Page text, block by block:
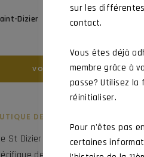
Dizier
VOIR LE SITE
DE LA 7ÈME ESCADRE
St Dizier était équipée de
ème
sur les
contact.
Vous êtes déjà
membre grâce à
passe? Utilisez la
réinitialiser.
Pour n'êtes pas
certaines